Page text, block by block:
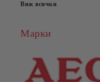
Виж всички
Марки